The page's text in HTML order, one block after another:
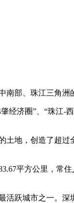
部、珠江三角洲
经济圈”、“珠江-
地，创造了超
平方公里，常
跃城市之一。